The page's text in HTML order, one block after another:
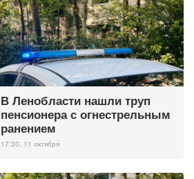
В Ленобласти нашли труп
пенсионера с огнестрельным
ранением
17:30, 11 октября